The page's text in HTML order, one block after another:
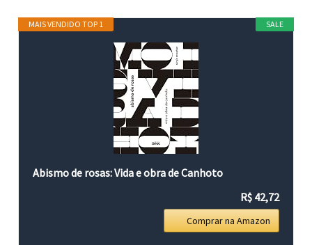
SALE
MAIS VENDIDO TOP 1
Abismo de rosas: Vida e obra de Canhoto
R$ 42,72
Comprar na Amazon